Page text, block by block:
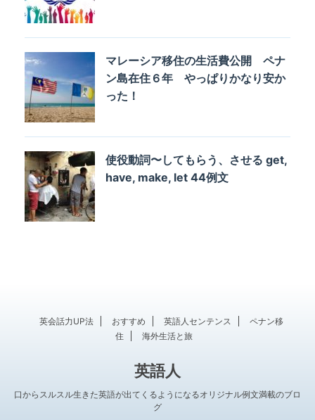
マレーシア移住の生活費公開 ペナ
ン島在住６年 やっぱりかなり安か
った！
使役動詞〜してもらう、させる get,
have, make, let 44例文
英会話力UP法 おすすめ 英語人センテンス
ペナン移
住
海外生活と旅
英語人
口からスルスル生きた英語が出てくるようになるオリジナル例文満載のブロ
グ